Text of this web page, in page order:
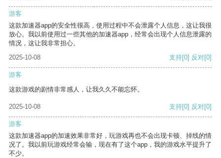
游客
这款加速器app的安全性很高，使用过程中不会泄露个人信息，这让我很
放心。我以前使用过一些其他的加速器app，经常会出现个人信息泄露的
情况，这让我非常担心。
2025-10-08
支持[0] 反对[0]
游客
这款游戏的剧情非常感人，让我久久不能忘怀。
2025-10-08 支持[0] 反对[0]
游客
这款加速器app的加速效果非常好，玩游戏再也不会出现卡顿、掉线的情
况了。我以前玩游戏经常会输，现在有了这个app，我的游戏水平提升了
不少。